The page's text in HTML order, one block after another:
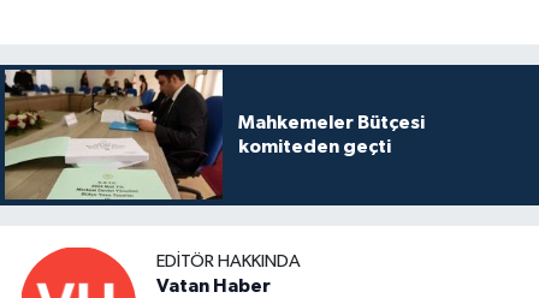
Mahkemeler Bütçesi
komiteden geçti
EDITÖR HAKKINDA
Vatan Haber